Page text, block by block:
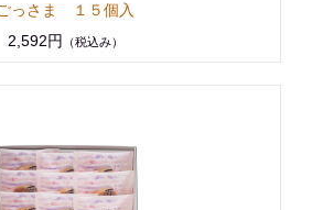
っさま １５個入
2,592円
（税込み）